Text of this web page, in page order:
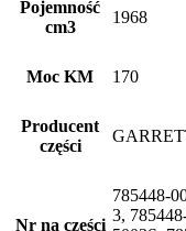
Pojemność
cm3
1968
Moc KM 170
Producent
części
Nr na części
785448-
3,